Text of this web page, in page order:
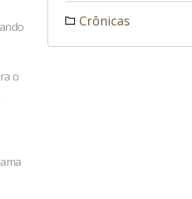
o
Crônicas